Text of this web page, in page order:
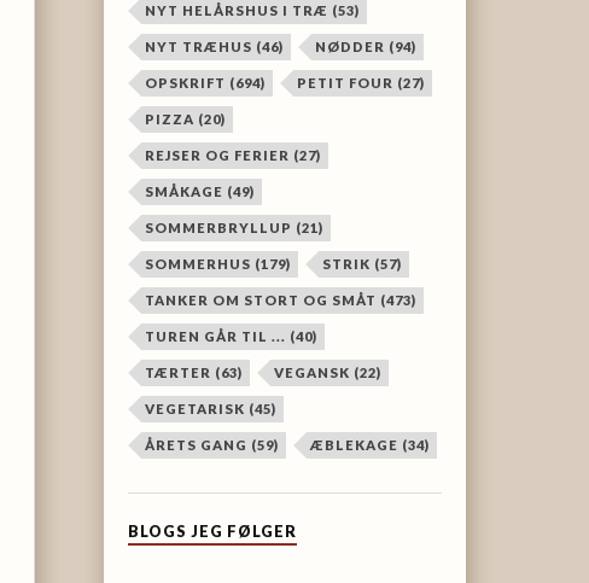
NYT HELÅRSHUS I TRÆ (53)
NYT TRÆHUS (46) NØDDER (94)
OPSKRIFT (694) PETIT FOUR (27)
PIZZA (20)
REJSER OG FERIER (27)
SMÅKAGE (49)
SOMMERBRYLLUP (21)
SOMMERHUS (179) STRIK (57)
TANKER OM STORT OG SMÅT (473)
TUREN GÅR TIL ... (40)
TÆRTER (63) VEGANSK (22)
VEGETARISK (45)
ÅRETS GANG (59) ÆBLEKAGE (34)
BLOGS JEG FØLGER